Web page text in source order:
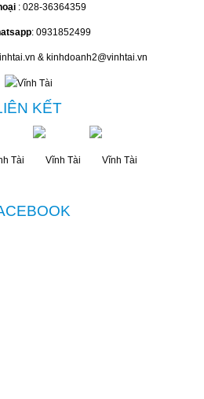
: 028-36364359
: 0931852499
& kinhdoanh2@vinhtai.vn
KẾT